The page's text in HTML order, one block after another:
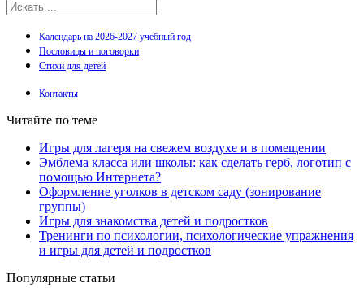
Календарь на 2026-2027 учебный год
Пословицы и поговорки
Стихи для детей
Контакты
Читайте по теме
Игры для лагеря на свежем воздухе и в помещении
Эмблема класса или школы: как сделать герб, логотип с
помощью Интернета?
Оформление уголков в детском саду (зонирование
группы)
Игры для знакомства детей и подростков
Тренинги по психологии, психологические упражнения
и игры для детей и подростков
Популярные статьи